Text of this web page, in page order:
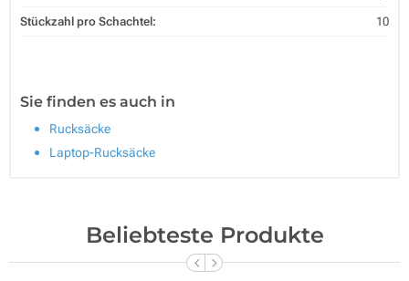
Stückzahl pro Schachtel: 10
Sie finden es auch in
Rucksäcke
Laptop-Rucksäcke
Beliebteste Produkte